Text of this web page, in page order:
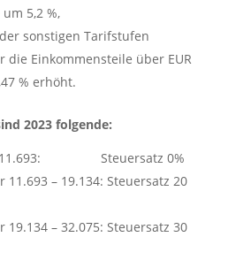
5,2 %,
sonstigen Tarifstufen
die Einkommensteile über EUR
% erhöht.
2023 folgende:
11.693: Steuersatz 0%
11.693 – 19.134: Steuersatz 20
19.134 – 32.075: Steuersatz 30